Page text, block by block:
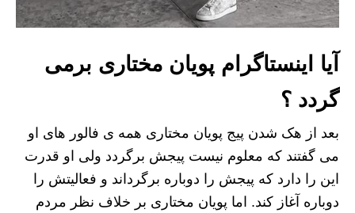
آیا اینستاگرام پویان مختاری برمی
گردد ؟
بعد از هک شدن پیج پویان مختاری همه ی فالور های او
می گفتند که معلوم نیست پیجش برگردد ولی او قدرت
این را دارد که پیجش را دوباره برگرداند و فعالیتش را
دوباره آغاز کند. اما پویان مختاری بر خلاف نظر مردم